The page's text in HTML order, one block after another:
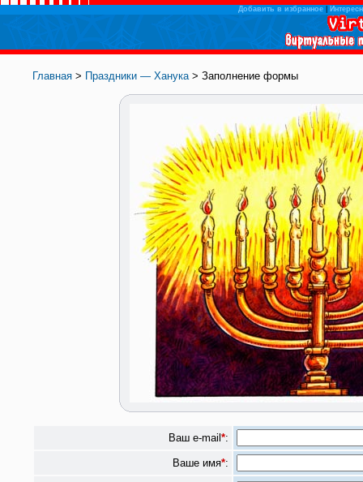
Добавить в избранное|
Главная > Праздники — Ханука> Заполнение формы
Ваш e-mail *:
Ваше имя*: